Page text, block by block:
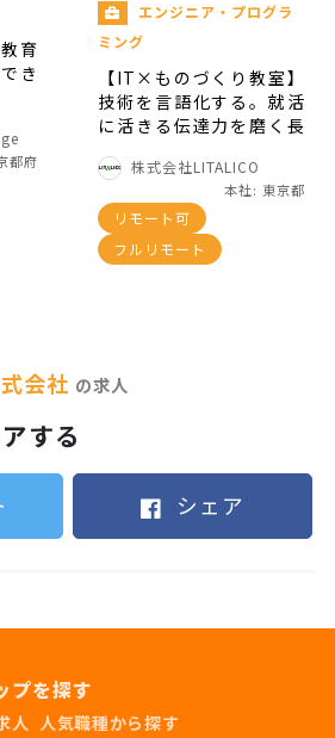
オンライン勤務も可能）
場合、社内のコミュニケーシ
るため、定期的に本社勤務が
間について
育
き
都府
エンジニア・プログラ
ミング
【IT×ものづくり教室】
技術を言語化する。就活
に活きる伝達力を磨く長
株式会社LITALICO
本社: 東京都
リモート可
フルリモート
会社 の求人
する
シェア
プを探す
人 人気職種から探す